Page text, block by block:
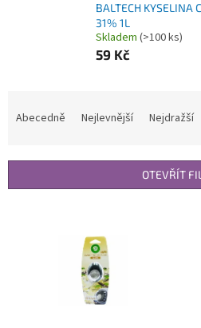
BALTECH KYSELINA
31% 1L
Skladem (>100 ks)
59 Kč
í
Abecedně Nejlevnější Nejdražší
OTEVŘÍT